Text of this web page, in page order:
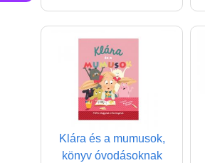
Klára és a mumusok,
könyv óvodásoknak